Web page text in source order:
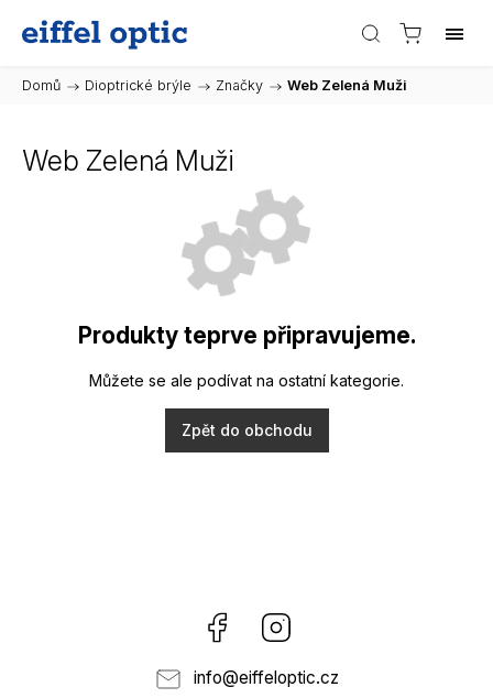
Domů / Dioptrické brýle / Značky / Web Zelená Muži
Web Zelená Muži
Produkty teprve připravujeme.
Můžete se ale podívat na ostatní kategorie.
Zpět do obchodu
Facebook
info@eiffeloptic.cz